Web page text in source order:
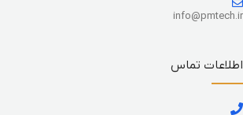
info@pmtech.ir
اطلاعات تماس